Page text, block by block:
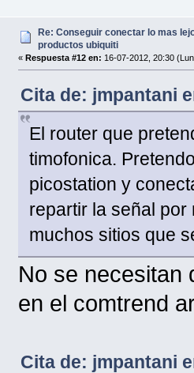
Re: Conseguir conectar lo mas
productos ubiquiti
« Respuesta #12 en: 16-07-2012, 20:30
Cita de: jmpantani
El router que
timofonica.
picostation y
repartir la señal por
muchos sitios que
No se necesitan
en el comtrend
Cita de: jmpantani